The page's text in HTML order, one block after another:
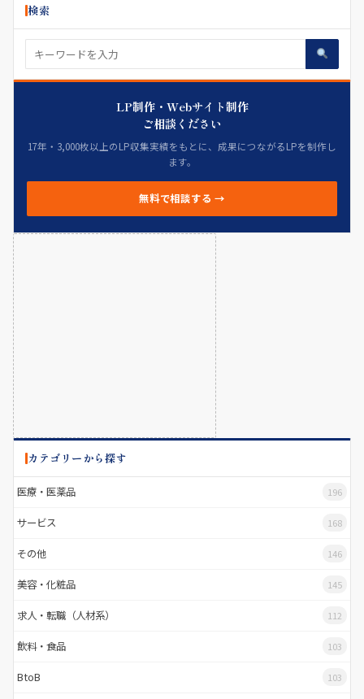
検索
LP制作・Webサイト制作
ご相談ください
17年・3,000枚以上のLP収集実績をもとに、成果につながるLPを制作し
ます。
無料で相談する →
カテゴリーから探す
医療・医薬品 196
サービス 168
その他 146
美容・化粧品 145
求人・転職（人材系） 112
飲料・食品 103
BtoB 103